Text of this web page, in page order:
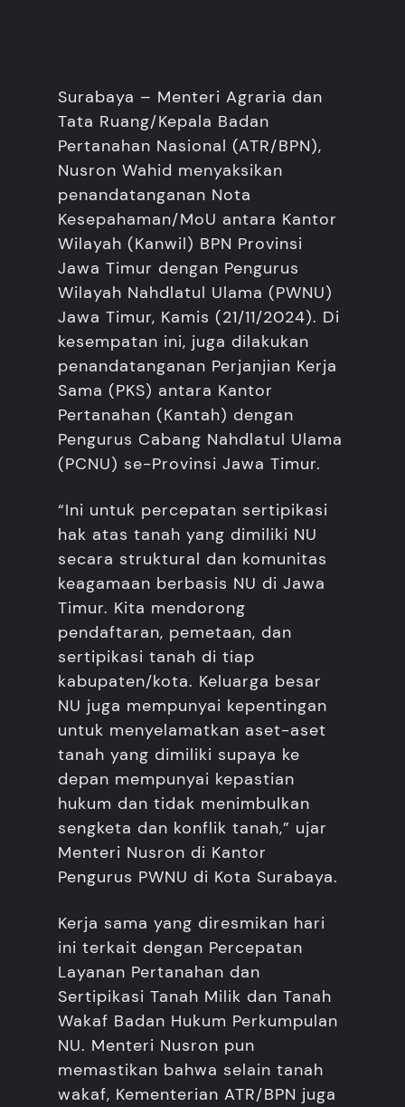
Surabaya – Menteri Agraria dan
Tata Ruang/Kepala Badan
Pertanahan Nasional (ATR/BPN),
Nusron Wahid menyaksikan
penandatanganan Nota
Kesepahaman/MoU antara Kantor
Wilayah (Kanwil) BPN Provinsi
Jawa Timur dengan Pengurus
Wilayah Nahdlatul Ulama (PWNU)
Jawa Timur, Kamis (21/11/2024). Di
kesempatan ini, juga dilakukan
penandatanganan Perjanjian Kerja
Sama (PKS) antara Kantor
Pertanahan (Kantah) dengan
Pengurus Cabang Nahdlatul Ulama
(PCNU) se-Provinsi Jawa Timur.
“Ini untuk percepatan sertipikasi
hak atas tanah yang dimiliki NU
secara struktural dan komunitas
keagamaan berbasis NU di Jawa
Timur. Kita mendorong
pendaftaran, pemetaan, dan
sertipikasi tanah di tiap
kabupaten/kota. Keluarga besar
NU juga mempunyai kepentingan
untuk menyelamatkan aset-aset
tanah yang dimiliki supaya ke
depan mempunyai kepastian
hukum dan tidak menimbulkan
sengketa dan konflik tanah,” ujar
Menteri Nusron di Kantor
Pengurus PWNU di Kota Surabaya.
Kerja sama yang diresmikan hari
ini terkait dengan Percepatan
Layanan Pertanahan dan
Sertipikasi Tanah Milik dan Tanah
Wakaf Badan Hukum Perkumpulan
NU. Menteri Nusron pun
memastikan bahwa selain tanah
wakaf, Kementerian ATR/BPN juga